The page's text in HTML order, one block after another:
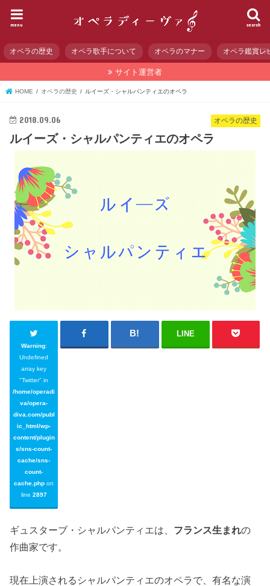
search
menu
オペラの歴史 オペラ歌手について オペラのマナー オペラ鑑賞レ
サイト運営者
HOME オペラの歴史 ルイーズ・シャルパンティエのオペラ
オペラの歴史
2018.09.06
ルイーズ・シャルパンティエのオペラ
Warning:
Undefined
array key
"Twitter" in
/home/operadi
va/opera-
diva.com/publ
ic_html/wp-
content/plugin
s/sns-count-
cache/sns-
count-
cache.php on
line 2897
LINE
ギュスターブ・シャルパンティエは、 フランス生まれの
作曲家です。
現在上演されるシャルパンティエのオペラで、有名な演